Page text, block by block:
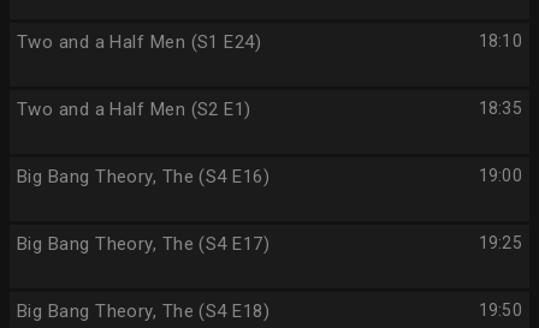
18:10
Two and a Half Men (S1 E24)
18:35
Two and a Half Men (S2 E1)
19:00
Big Bang Theory, The (S4 E16)
19:25
Big Bang Theory, The (S4 E17)
19:50
Big Bang Theory, The (S4 E18)